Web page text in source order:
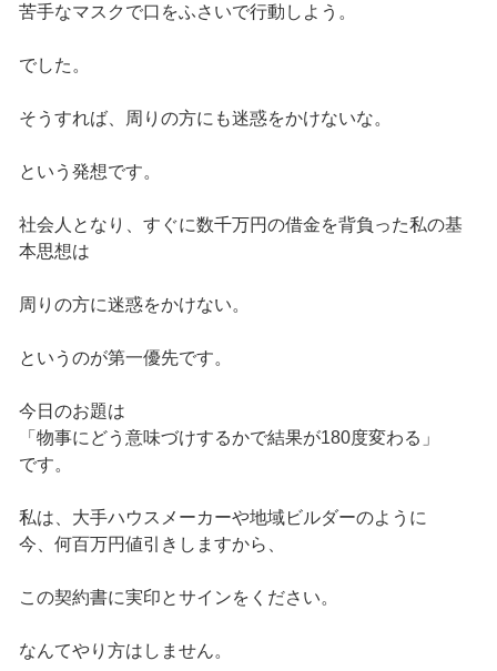
苦手なマスクで口をふさいで行動しよう。
でした。
そうすれば、周りの方にも迷惑をかけないな。
という発想です。
社会人となり、すぐに数千万円の借金を背負った私の基
本思想は
周りの方に迷惑をかけない。
というのが第一優先です。
今日のお題は
「物事にどう意味づけするかで結果が180度変わる」
です。
私は、大手ハウスメーカーや地域ビルダーのように
今、何百万円値引きしますから、
この契約書に実印とサインをください。
なんてやり方はしません。